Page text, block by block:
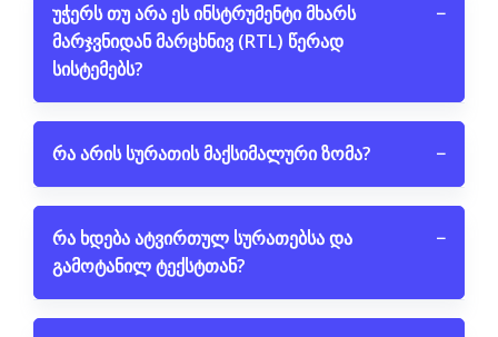
უჭერს თუ არა ეს ინსტრუმენტი მხარს
მარჯვნიდან მარცხნივ (RTL) წერად
სისტემებს?
−
რა არის სურათის მაქსიმალური ზომა? −
რა ხდება ატვირთულ სურათებსა და
გამოტანილ ტექსტთან?
−